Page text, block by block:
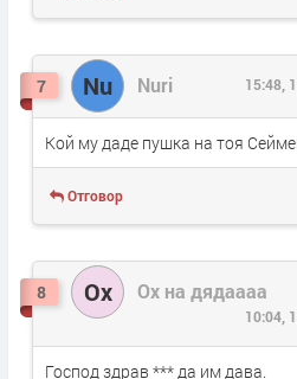
7 Nu Nuri 15:48,
Кой му даде пушка на тоя
Отговор
8 Ох Ох на дядаааа
10:04,
Господ здрав *** да им дава.